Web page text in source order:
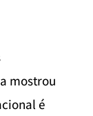
mostrou
é